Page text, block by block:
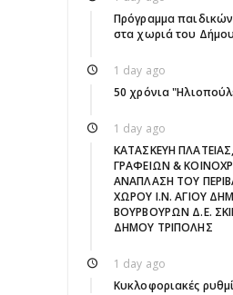
Πρόγραμμα
στα χωριά του
1 day ago
50 χρόνια
1 day ago
ΚΑΤΑΣΚΕΥΗ
ΓΡΑΦΕΙΩΝ &
ΑΝΑΠΛΑΣΗ ΤΟΥ
ΧΩΡΟΥ Ι.Ν. ΑΓΙΟΥ
ΒΟΥΡΒΟΥΡΩΝ Δ.Ε.
ΔΗΜΟΥ ΤΡΙΠΟΛΗΣ
1 day ago
Κυκλοφοριακές